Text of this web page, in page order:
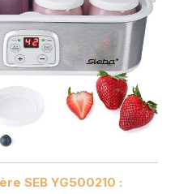
SEB YG500210 :